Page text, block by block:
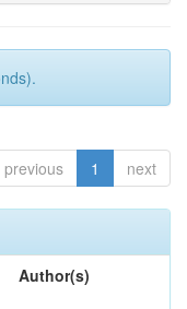
previous 1 next
Author(s)